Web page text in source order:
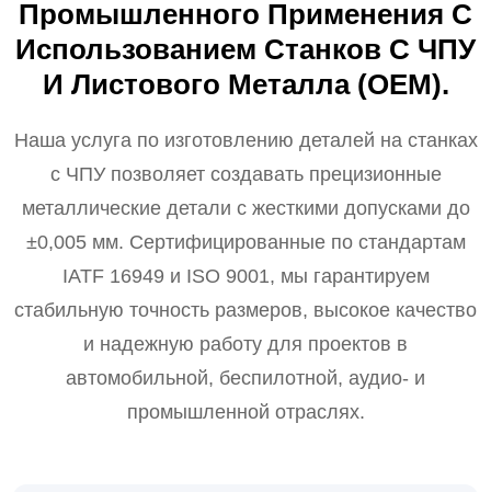
Промышленного Применения С
Использованием Станков С ЧПУ
И Листового Металла (OEM).
Наша услуга по изготовлению деталей на станках
с ЧПУ позволяет создавать прецизионные
металлические детали с жесткими допусками до
±0,005 мм. Сертифицированные по стандартам
IATF 16949 и ISO 9001, мы гарантируем
стабильную точность размеров, высокое качество
и надежную работу для проектов в
автомобильной, беспилотной, аудио- и
промышленной отраслях.